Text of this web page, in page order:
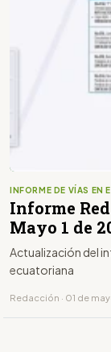
INFORME DE VÍAS EN
Informe
Mayo 1 de
Actualización del
ecuatoriana
Redacción · 01 de